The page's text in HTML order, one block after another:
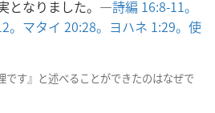
となりました。―詩編 16:8-11。
。 マタイ 20:28。 ヨハネ 1:29。 使
です』と述べることができたのはなぜで